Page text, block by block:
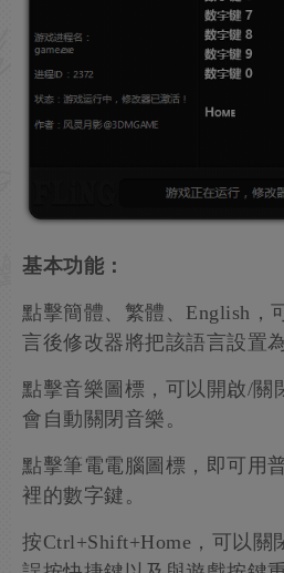
基本功能：
點擊簡體、繁體、English，
言後修改器將把該語言設置
點擊音樂圖標，可以開啟/關
會自動關閉音樂。
點擊筆電電腦圖標，即可用
裡的數字鍵。
按Ctrl+Shift+Home，可以關